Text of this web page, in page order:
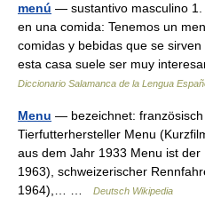
menú — sustantivo masculino 1.
en una comida: Tenemos un
comidas y bebidas que se
esta casa suele ser muy
Diccionario Salamanca de la Lengua
Menu — bezeichnet: französisch
Tierfutterhersteller Menu
aus dem Jahr 1933 Menu ist
1963), schweizerischer
1964),… …
Deutsch Wikipedia